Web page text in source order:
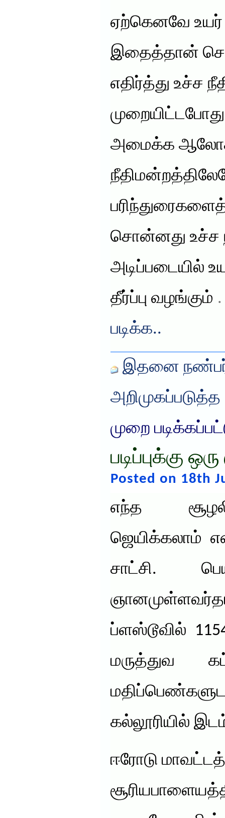
ஏற்கெனவே
இதைத்தான்
எதிர்த்து உச்ச
அமைக்க
சொன்னது உச்ச
அடிப்படையில்
தீர்ப்பு வழங்கும்
படிக்க..
இதனை
அறிமுகப்படுத்த
முறை
படிப்புக்கு
Posted on 18th
எந்த
ஜெயிக்கலாம்
சாட்சி.
ப்ளஸ்டூவில்
மருத்துவ
கல்லூரியில் இடம்
ஈரோடு